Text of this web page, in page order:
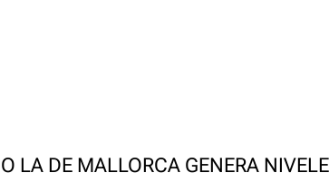
LA DE MALLORCA GENERA